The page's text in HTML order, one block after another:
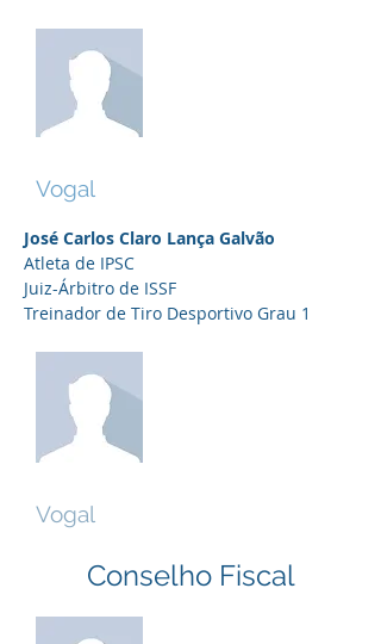
Vogal
José Carlos Claro Lança Galvão
Atleta de IPSC
Juiz-Árbitro de ISSF
Treinador de Tiro Desportivo Grau 1
Vogal
Conselho Fiscal